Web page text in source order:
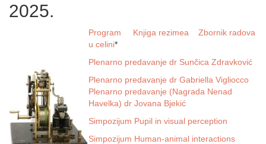
2025.
Program Knjiga rezimea
Zbornik radova
u celini*
Plenarno predavanje dr Sunčica Zdravković
Plenarno predavanje dr Gabriella Vigliocco
Plenarno predavanje (Nagrada Nenad
Havelka) dr Jovana Bjekić
Simpozijum Pupil in visual perception
Simpozijum Human-animal interactions